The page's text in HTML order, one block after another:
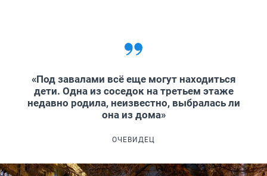
«Под завалами всё еще могут находиться
дети. Одна из соседок на третьем этаже
недавно родила, неизвестно, выбралась ли
она из дома»
ОЧЕВИДЕЦ